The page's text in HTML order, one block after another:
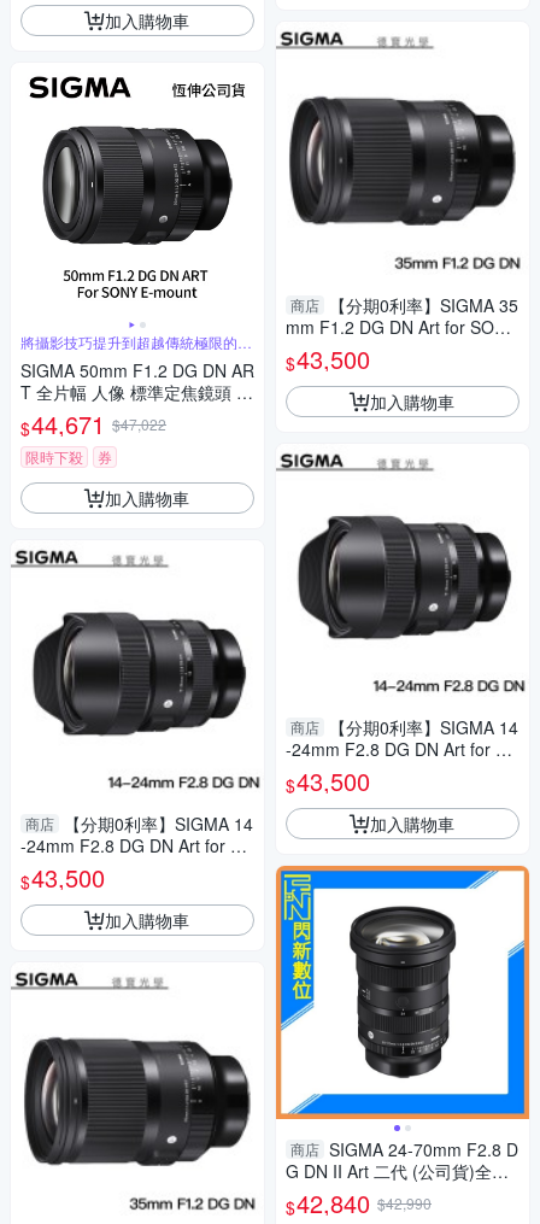
加入購物車
將攝影技巧提升到超越傳統極限的水
準
SIGMA 50mm F1.2 DG DN AR
T 全片幅 人像 標準定焦鏡頭 F
or SONY E-mount (公司貨)
$44,671 $47,022
限時下殺
券
加入購物車
商店
【分期0利率】SIGMA 14
-24mm F2.8 DG DN Art for Pa
nasonic L mount 恆伸總代理公
司貨 超廣角 雲海季
$43,500
加入購物車
商店
【分期0利率】SIGMA 35
mm F1.2 DG DN Art for SONY
E Mount 總代理恆伸公司貨 德
寶光學 大光圈 雲海季
$43,500
加入購物車
商店
【分期0利率】SIGMA 14
-24mm F2.8 DG DN Art for Pa
nasonic L mount 恆伸總代理公
司貨 超廣角 雲海季
$43,500
加入購物車
商店 SIGMA 24-70mm F2.8 D
G DN II Art 二代 (公司貨)全片
幅 標準變焦 鏡頭
$42,840 $42,990